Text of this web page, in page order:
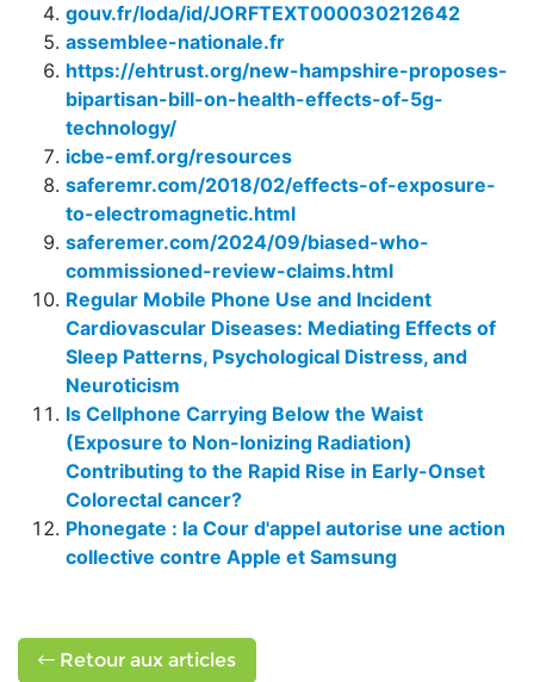
gouv.fr/loda/id/JORFTEXT000030212642
assemblee-nationale.fr
https://ehtrust.org/new-hampshire-proposes-
bipartisan-bill-on-health-effects-of-5g-
technology/
icbe-emf.org/resources
saferemr.com/2018/02/effects-of-exposure-
to-electromagnetic.html
saferemer.com/2024/09/biased-who-
commissioned-review-claims.html
Regular Mobile Phone Use and Incident
Cardiovascular Diseases: Mediating Effects of
Sleep Patterns, Psychological Distress, and
Neuroticism
Is Cellphone Carrying Below the Waist
(Exposure to Non-Ionizing Radiation)
Contributing to the Rapid Rise in Early-Onset
Colorectal cancer?
Phonegate : la Cour d'appel autorise une action
collective contre Apple et Samsung
Retour aux articles